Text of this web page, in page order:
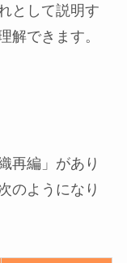
として説明す
解できます。
再編」があり
のようになり